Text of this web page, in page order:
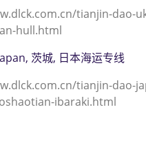
tianjin-dao-
hull.html
茨城, 日本海运专线
tianjin-dao-
ibaraki.html